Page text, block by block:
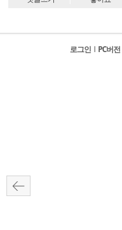
로그인 l PC버전